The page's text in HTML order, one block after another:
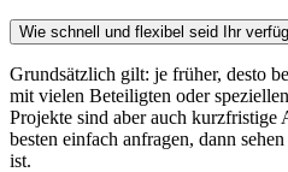
Wie schnell und flexibel seid Ihr
Grundsätzlich gilt: je früher, desto
mit vielen Beteiligten oder
Projekte sind aber auch kurzfristige
besten einfach anfragen, dann
ist.